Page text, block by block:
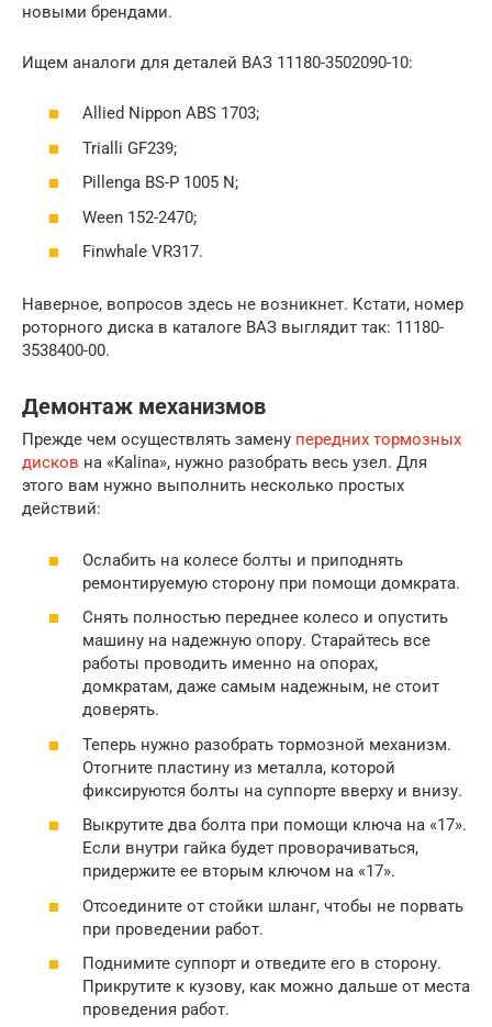
новыми брендами.
Ищем аналоги для деталей ВАЗ 11180-3502090-10:
Allied Nippon ABS 1703;
Trialli GF239;
Pillenga BS-P 1005 N;
Ween 152-2470;
Finwhale VR317.
Наверное, вопросов здесь не возникнет. Кстати, номер
роторного диска в каталоге ВАЗ выглядит так: 11180-
3538400-00.
Демонтаж механизмов
Прежде чем осуществлять замену передних тормозных
дисков на «Kalina», нужно разобрать весь узел. Для
этого вам нужно выполнить несколько простых
действий:
Ослабить на колесе болты и приподнять
ремонтируемую сторону при помощи домкрата.
Снять полностью переднее колесо и опустить
машину на надежную опору. Старайтесь все
работы проводить именно на опорах,
домкратам, даже самым надежным, не стоит
доверять.
Теперь нужно разобрать тормозной механизм.
Отогните пластину из металла, которой
фиксируются болты на суппорте вверху и внизу.
Выкрутите два болта при помощи ключа на «17».
Если внутри гайка будет проворачиваться,
придержите ее вторым ключом на «17».
Отсоедините от стойки шланг, чтобы не порвать
при проведении работ.
Поднимите суппорт и отведите его в сторону.
Прикрутите к кузову, как можно дальше от места
проведения работ.